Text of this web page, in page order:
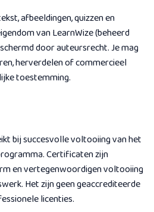
afbeeldingen, quizzen en
van LearnWize (beheerd
door auteursrecht. Je mag
herverdelen of commercieel
toestemming.
bij succesvolle voltooiing van het
Certificaten zijn
en vertegenwoordigen voltooiing
Het zijn geen geaccrediteerde
licenties.